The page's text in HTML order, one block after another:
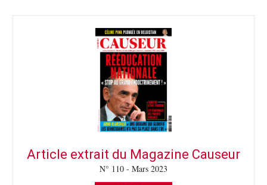
Article extrait du Magazine Causeur
N° 110 - Mars 2023